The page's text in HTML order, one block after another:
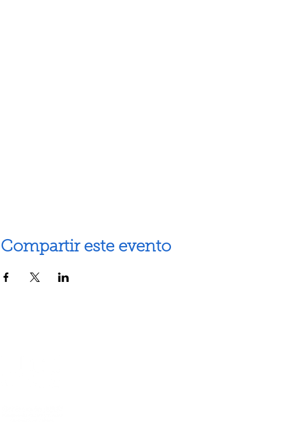
Compartir este evento